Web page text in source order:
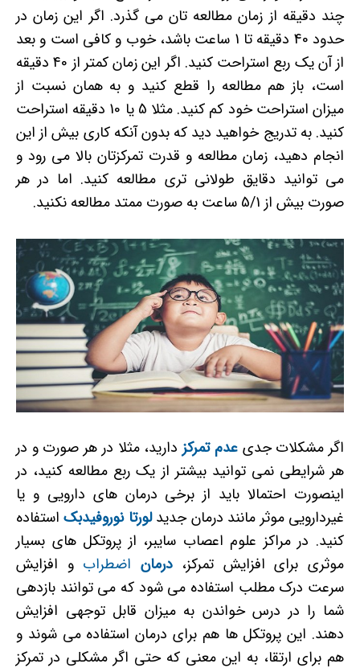
چند دقیقه از زمان مطالعه تان می گذرد. اگر این زمان در
حدود 40 دقیقه تا 1 ساعت باشد، خوب و کافی است و بعد
از آن یک ربع استراحت کنید. اگر این زمان کمتر از 40 دقیقه
است، باز هم مطالعه را قطع کنید و به همان نسبت از
میزان استراحت خود کم کنید. مثلا 5 یا 10 دقیقه استراحت
کنید. به تدریج خواهید دید که بدون آنکه کاری بیش از این
انجام دهید، زمان مطالعه و قدرت تمرکزتان بالا می رود و
می توانید دقایق طولانی تری مطالعه کنید. اما در هر
صورت بیش از 5/1 ساعت به صورت ممتد مطالعه نکنید.
اگر مشکلات جدیعدم تمرکزدارید، مثلا در هر صورت و در
هر شرایطی نمی توانید بیشتر از یک ربع مطالعه کنید، در
اینصورت احتمالا باید از برخی درمان های دارویی و یا
غیردارویی موثر مانند درمان جدیدلورتا نوروفیدبکاستفاده
کنید. در مراکز علوم اعصاب سایبر، از پروتکل های بسیار
موثری برای افزایش تمرکز،درمان اضطراب و افزایش
سرعت درک مطلب استفاده می شود که می توانند بازدهی
شما را در درس خواندن به میزان قابل توجهی افزایش
دهند. این پروتکل ها هم برای درمان استفاده می شوند و
هم برای ارتقا، به این معنی که حتی اگر مشکلی در تمرکز